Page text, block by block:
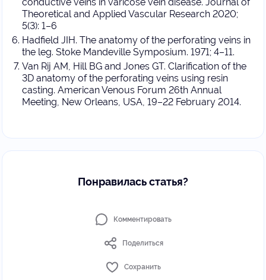
Theoretical and Applied Vascular Research 2020;
5(3): 1–6
Hadfield JIH. The anatomy of the perforating veins in
the leg. Stoke Mandeville Symposium. 1971; 4–11.
Van Rij AM, Hill BG and Jones GT. Clarification of the
3D anatomy of the perforating veins using resin
casting. American Venous Forum 26th Annual
Meeting, New Orleans, USA, 19–22 February 2014.
Понравилась статья?
Комментировать
Поделиться
Сохранить